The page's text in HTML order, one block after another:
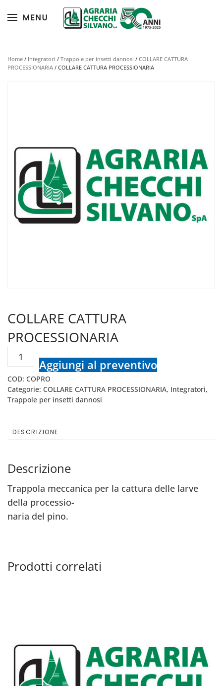
Skip to main content
MENU
Home / Integratori / Trappole per insetti dannosi / COLLARE CATTURA
PROCESSIONARIA / COLLARE CATTURA PROCESSIONARIA
COLLARE CATTURA
PROCESSIONARIA
COLLARE
CATTURA
PROCESSIONARIA
quantità
Aggiungi al preventivo
COD: COPRO
Categorie: COLLARE CATTURA PROCESSIONARIA, Integratori,
Trappole per insetti dannosi
DESCRIZIONE
Descrizione
Trappola meccanica per la cattura delle larve
della processio-
naria del pino.
Prodotti correlati